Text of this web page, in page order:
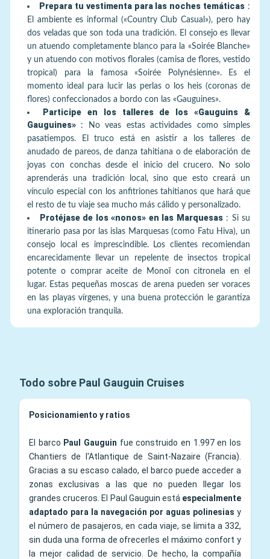
Prepara tu vestimenta para las noches temáticas :
El ambiente es informal («Country Club Casual»), pero hay
dos veladas que son toda una tradición. El consejo es llevar
un atuendo completamente blanco para la «Soirée Blanche»
y un atuendo con motivos florales (camisa de flores, vestido
tropical) para la famosa «Soirée Polynésienne». Es el
momento ideal para lucir las perlas o los heis (coronas de
flores) confeccionados a bordo con las «Gauguines».
Participe en los talleres de los «Gauguins &
Gauguines»
:
No veas estas actividades como simples
pasatiempos. El truco está en asistir a los talleres de
anudado de pareos, de danza tahitiana o de elaboración de
joyas con conchas desde el inicio del crucero. No solo
aprenderás una tradición local, sino que esto creará un
vínculo especial con los anfitriones tahitianos que hará que
el resto de tu viaje sea mucho más cálido y personalizado.
Protéjase de los «nonos» en las Marquesas : Si su
itinerario pasa por las islas Marquesas (como Fatu Hiva), un
consejo local es imprescindible. Los clientes recomiendan
encarecidamente llevar un repelente de insectos tropical
potente o comprar aceite de Monoï con citronela en el
lugar. Estas pequeñas moscas de arena pueden ser voraces
en las playas vírgenes, y una buena protección le garantiza
una exploración tranquila.
Todo sobre Paul Gauguin Cruises
Posicionamiento y ratios
El barco Paul Gauguin fue construido en 1.997 en los
Chantiers de l'Atlantique de Saint-Nazaire (Francia).
Gracias a su escaso calado, el barco puede acceder a
zonas exclusivas a las que no pueden llegar los
grandes cruceros. El Paul Gauguin está especialmente
adaptado para la navegación por aguas polinesias y
el número de pasajeros, en cada viaje, se limita a 332,
sin duda una forma de ofrecerles el máximo confort y
la mejor calidad de servicio. De hecho, la compañía